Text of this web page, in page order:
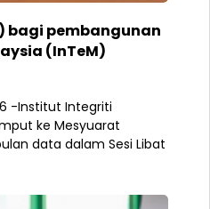
bagi pembangunan
(InTeM)
-Institut Integriti
ke Mesyuarat
data dalam Sesi Libat